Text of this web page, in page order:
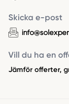
Skicka e-post
Vill du ha en
Jämför offerter,